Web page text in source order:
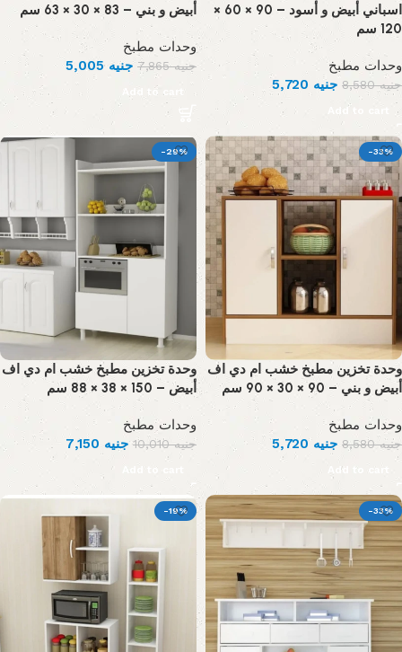
اسباني أبيض و أسود – 90 × 60 ×
120 سم
وحدات مطبخ
جنيه8,580 جنيه
Add to cart
أبيض و بني – 83 × 30 × 63 سم
وحدات مطبخ
جنيه7,865 جنيه 5,005
Add to cart
-33%
وحدة تخزين مطبخ خشب ام دي اف
أبيض و بني – 90 × 30 × 90 سم
وحدات مطبخ
جنيه8,580 جنيه
Add to cart
-29%
وحدة تخزين مطبخ خشب ام دي اف
أبيض – 150 × 38 × 88 سم
وحدات مطبخ
جنيه10,010 جنيه
Add to cart
-33%
-19%